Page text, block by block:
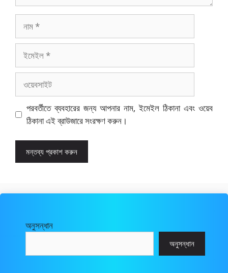
ইমেইল
পরবর্তীতে ব্যবহারের জন্য আপনার নাম, ইমেইল ঠিকানা এবং ওয়েব
ঠিকানা এই ব্রাউজারে সংরক্ষণ করুন।
অনুসন্ধান
অনুসন্ধান